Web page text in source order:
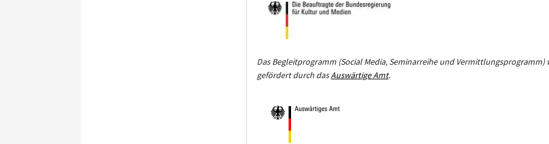
Das Begleitprogramm (Social Media, Seminarreihe und Vermittlungsprogramm)
gefördert durch dasAuswärtige Amt.